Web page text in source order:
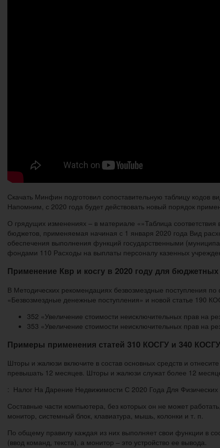
Скачать Минфин подготовил сопоставительную таблицу
Напомним, с 2020 года будет действовать новый порядок
О грядущих изменениях – в материале «»Таблица
бюджетов, применяемая начиная с 1 января 2020 года Вид
обеспечения выполнения функций государственными
фондами 110 Расходы на выплаты персоналу казенных
Применение Квр и косгу в 2020 году для
В Методических рекомендациях безвозмездные поступления
«Безвозмездные денежные поступления» и новой статье 190
352 «Увеличение стоимости неисключительных прав на
353 «Увеличение стоимости неисключительных прав на
Примеры применения статей 310 КОСГУ и 340 КОСГУ
Шторы и жалюзи включите в состав основных средств и
превышать 12 месяцев. Шторы и жалюзи служат более 12
: Налог На Дарение Недвижимости С 2020 Года Для
Составные части компьютера, без которых он не может
монитор, системный блок, клавиатура, мышь, колонки и т. п.
По общему правилу каждая из них выполняет свои функции в
(ввод команд, текста), а монитор – это устройство ее вывода.